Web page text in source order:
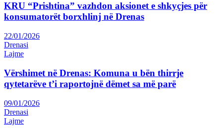
KRU “Prishtina” vazhdon aksionet e shkyçjes për
konsumatorët borxhlinj në Drenas
22/01/2026
Drenasi
Lajme
Vërshimet në Drenas: Komuna u bën thirrje
qytetarëve t’i raportojnë dëmet sa më parë
09/01/2026
Drenasi
Lajme